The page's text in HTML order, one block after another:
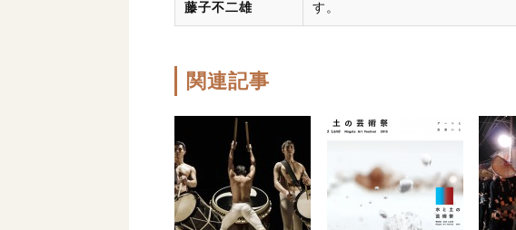
藤子不二雄
す。
関連記事